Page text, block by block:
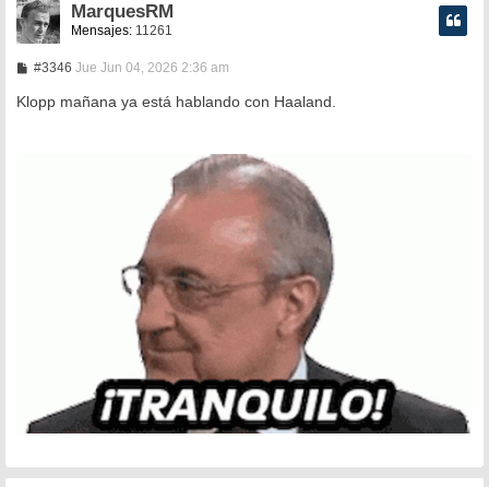
MarquesRM
Mensajes: 11261
#3346M
n
Jue Jun 04, 2026 2:36 am
Klopp mañana ya está hablando con Haaland.